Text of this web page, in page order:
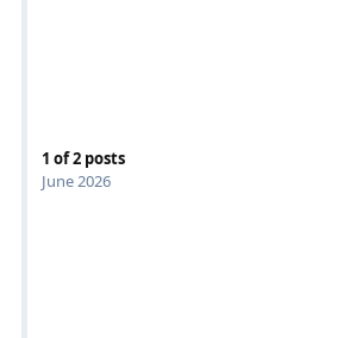
1 of2 posts
June 2026